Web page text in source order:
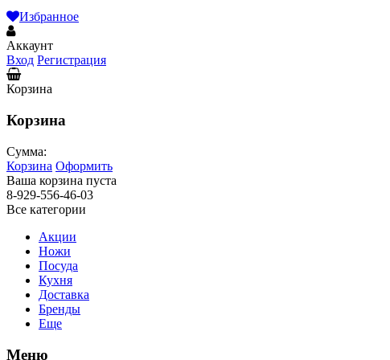
Избранное
Аккаунт
Вход Регистрация
Корзина
Корзина
Сумма:
Корзина Оформить
Ваша корзина пуста
8-929-556-46-03
Все категории
Акции
Ножи
Посуда
Кухня
Доставка
Бренды
Еще
Меню